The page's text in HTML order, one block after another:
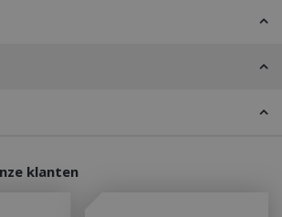
klanten